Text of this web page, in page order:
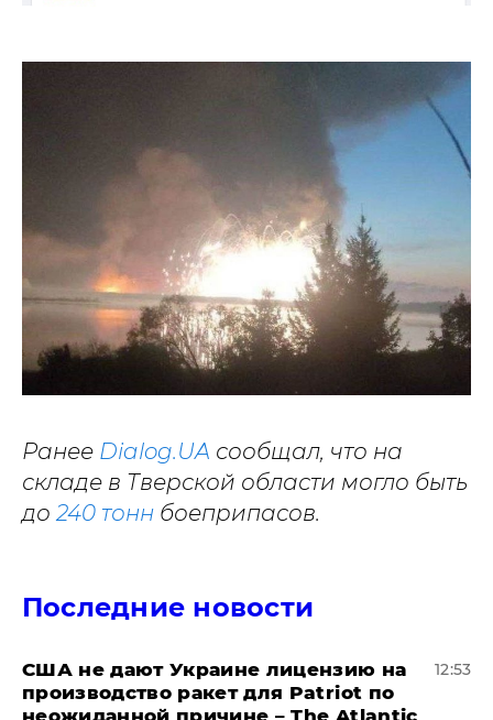
Ранее Dialog.UA сообщал, что на
складе в Тверской области могло быть
до 240 тонн боеприпасов.
Последние новости
США не дают Украине лицензию на
производство ракет для Patriot по
неожиданной причине – The Atlantic
12:53